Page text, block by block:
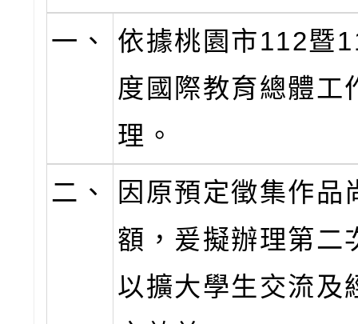
一、
依據桃園市112暨
度國際教育總體工
理。
二、
因原預定徵集作品
額，爰擬辦理第二
以擴大學生交流及